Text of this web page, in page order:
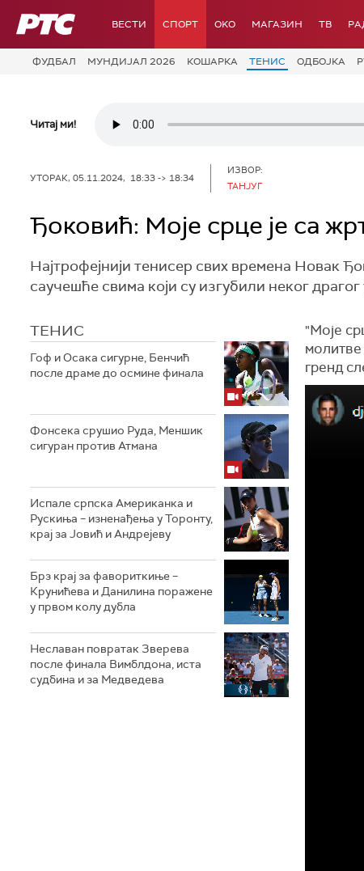
РТС ВЕСТИ СПОРТ OKO МАГАЗИН ТВ
ФУДБАЛ МУНДИЈАЛ 2026 КОШАРКА ТЕНИС ОДБОЈКА
Читај ми!
УТОРАК, 05.11.2024, 18:33 -> 18:34
ИЗВОР:
ТАНЈУГ
Ђоковић: Моје срце је са
Најтрофејнији тенисер свих времена Новак
саучешће свима који су изгубили неког
ТЕНИС
Гоф и Осака сигурне, Бенчић
после драме до осмине финала
Фонсека срушио Руда, Меншик
сигуран против Атмана
Испале српска Американка и
Рускиња – изненађења у Торонту,
крај за Јовић и Андрејеву
Брз крај за фавориткиње –
Крунићева и Данилина поражене
у првом колу дубла
Неславан повратак Зверева
после финала Вимблдона, иста
судбина и за Медведева
"Моје
молитве
гренд